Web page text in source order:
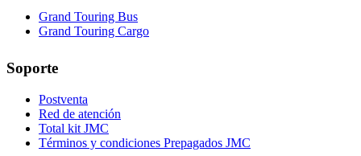
Grand Touring Bus
Grand Touring Cargo
Soporte
Postventa
Red de atención
Total kit JMC
Términos y condiciones Prepagados JMC